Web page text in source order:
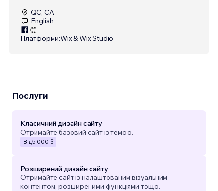
QC, CA
English
Платформи:Wix & Wix Studio
Послуги
Класичний дизайн сайту
Отримайте базовий сайт із темою.
Від5 000 $
Розширений дизайн сайту
Отримайте сайт із налаштованим візуальним
контентом, розширеними функціями тощо.